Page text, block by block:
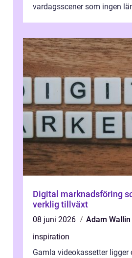
vardagsscener som ingen
Digital marknadsföring
verklig tillväxt
08 juni 2026
Adam Wallin
inspiration
Gamla videokassetter